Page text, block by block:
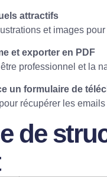
attractifs
et images
et exporter en PDF
professionnel et la
un formulaire de
récupérer les
de